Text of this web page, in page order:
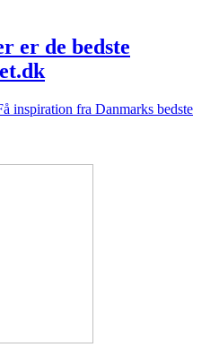
er de bedste
inspiration fra Danmarks bedste